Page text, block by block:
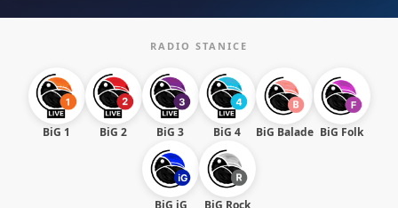
RADIO STANICE
BiG 1 BiG 2 BiG 3 BiG 4 BiG Balade BiG Folk
BiG iG BiG Rock